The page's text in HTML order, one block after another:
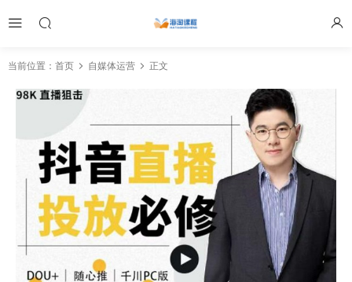
当前位置： 首页 自媒体运营 正文